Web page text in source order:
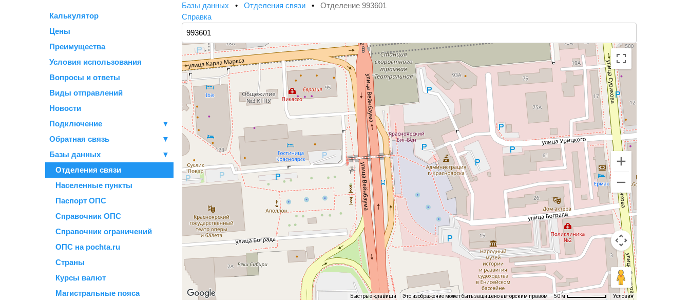
Калькулятор
Цены
Преимущества
Условия использования
Вопросы и ответы
Виды отправлений
Новости
Подключение
▼
Обратная связь
▼
Базы данных
▼
Отделения связи
Населенные пункты
Паспорт ОПС
Справочник ОПС
Справочник ограничений
ОПС на pochta.ru
Страны
Курсы валют
Магистральные пояса
Базы данных • Отделения связи • Отделение 993601
Справка
Быстрые клавиши Это изображение может быть защищено авторским правом 50 м Условия